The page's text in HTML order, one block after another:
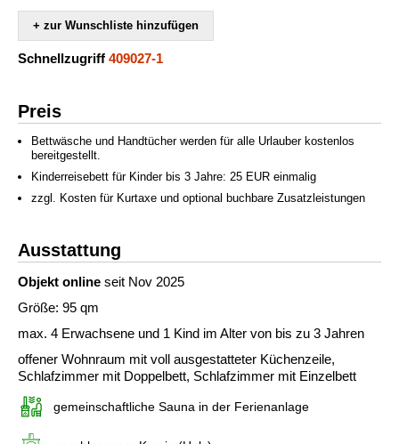
+ zur Wunschliste hinzufügen
Schnellzugriff 409027-1
Preis
Bettwäsche und Handtücher werden für alle Urlauber kostenlos
bereitgestellt.
Kinderreisebett für Kinder bis 3 Jahre: 25 EUR einmalig
zzgl. Kosten für Kurtaxe und optional buchbare Zusatzleistungen
Ausstattung
Objekt online seit Nov 2025
Größe: 95 qm
max. 4 Erwachsene und 1 Kind im Alter von bis zu 3 Jahren
offener Wohnraum mit voll ausgestatteter Küchenzeile,
Schlafzimmer mit Doppelbett, Schlafzimmer mit Einzelbett
gemeinschaftliche Sauna in der Ferienanlage